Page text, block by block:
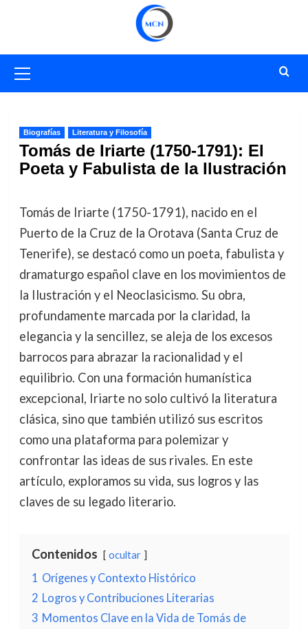
primario
Biografías Literatura y Filosofía
Tomás de Iriarte (1750-1791): El
Poeta y Fabulista de la Ilustración
Tomás de Iriarte (1750-1791), nacido en el
Puerto de la Cruz de la Orotava (Santa Cruz de
Tenerife), se destacó como un poeta, fabulista y
dramaturgo español clave en los movimientos de
la Ilustración y el Neoclasicismo. Su obra,
profundamente marcada por la claridad, la
elegancia y la sencillez, se aleja de los excesos
barrocos para abrazar la racionalidad y el
equilibrio. Con una formación humanística
excepcional, Iriarte no solo cultivó la literatura
clásica, sino que también utilizó sus escritos
como una plataforma para polemizar y
confrontar las ideas de sus rivales. En este
artículo, exploramos su vida, sus logros y las
claves de su legado literario.
Contenidos ocultar
1 Orígenes y Contexto Histórico
2 Logros y Contribuciones Literarias
3 Momentos Clave en la Vida de Tomás de